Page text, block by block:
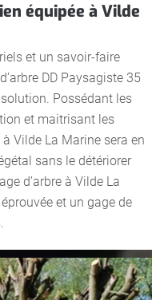
équipée à Vilde
et un savoir-faire
DD Paysagiste 35
Possédant les
et maitrisant les
Vilde La Marine sera en
sans le détériorer
d’arbre à Vilde La
et un gage de